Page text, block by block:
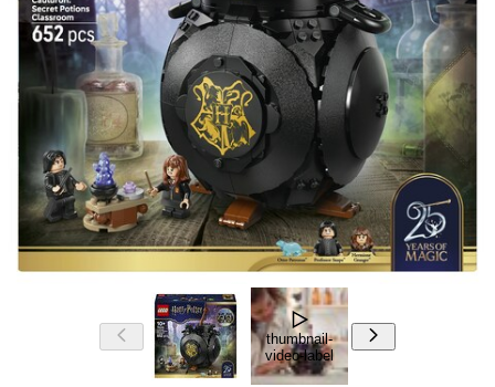
thumbnail-
video-label